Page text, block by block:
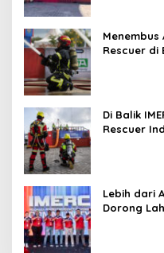
Menembus
Rescuer di
Di Balik
Rescuer
Lebih dari
Dorong